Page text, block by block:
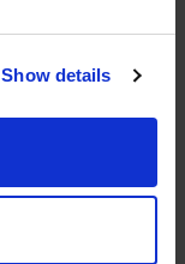
Show details